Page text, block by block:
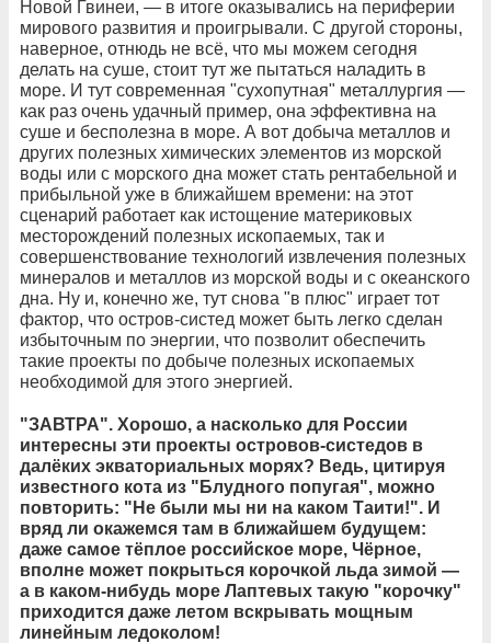
Новой Гвинеи, — в итоге оказывались на периферии
мирового развития и проигрывали. С другой стороны,
наверное, отнюдь не всё, что мы можем сегодня
делать на суше, стоит тут же пытаться наладить в
море. И тут современная "сухопутная" металлургия —
как раз очень удачный пример, она эффективна на
суше и бесполезна в море. А вот добыча металлов и
других полезных химических элементов из морской
воды или с морского дна может стать рентабельной и
прибыльной уже в ближайшем времени: на этот
сценарий работает как истощение материковых
месторождений полезных ископаемых, так и
совершенствование технологий извлечения полезных
минералов и металлов из морской воды и с океанского
дна. Ну и, конечно же, тут снова "в плюс" играет тот
фактор, что остров-систед может быть легко сделан
избыточным по энергии, что позволит обеспечить
такие проекты по добыче полезных ископаемых
необходимой для этого энергией.
"ЗАВТРА". Хорошо, а насколько для России
интересны эти проекты островов-систедов в
далёких экваториальных морях? Ведь, цитируя
известного кота из "Блудного попугая", можно
повторить: "Не были мы ни на каком Таити!". И
вряд ли окажемся там в ближайшем будущем:
даже самое тёплое российское море, Чёрное,
вполне может покрыться корочкой льда зимой —
а в каком-нибудь море Лаптевых такую "корочку"
приходится даже летом вскрывать мощным
линейным ледоколом!